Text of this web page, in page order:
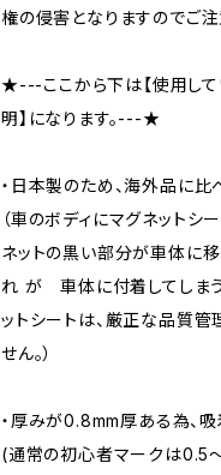
権の侵害となりますのでご注
★---ここから下は【使用して
明】になります。---★
・日本製のため、海外品に比
（車のボディにマグネットシ
ネットの黒い部分が車体に移
れ が 車体に付着してしま
ットシートは、厳正な品質管
せん。）
・厚みが0.8mm厚ある為、
(通常の初心者マークは